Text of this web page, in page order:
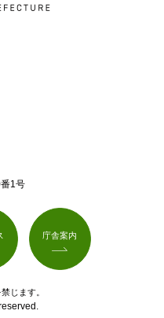
1号
庁舎案内
じます。